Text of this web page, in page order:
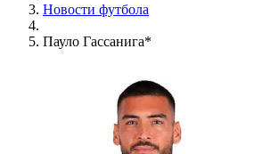
Новости футбола
Пауло Гассанига*